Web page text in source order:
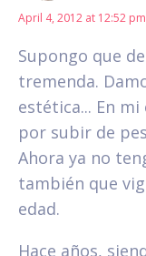
April 4, 2012 at 12:52 pm
Supongo que
tremenda.
estética... En
por subir de
Ahora ya no
también que
edad.
Hace años,